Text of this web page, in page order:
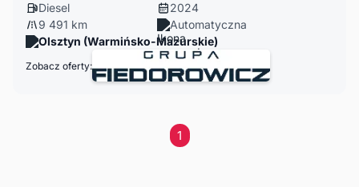
Diesel
2024
9 491 km
Automatyczna
Olsztyn (Warmińsko-Mazurskie)
Zobacz oferty:
1